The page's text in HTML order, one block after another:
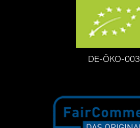
DE-ÖKO-003